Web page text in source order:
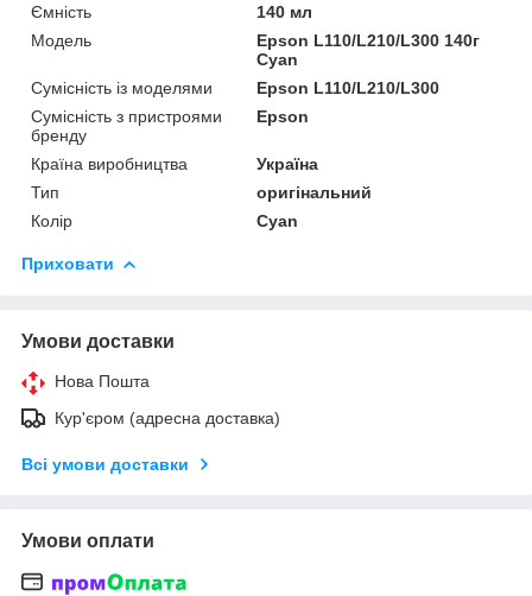
Ємність
140 мл
Мoдель
Epson L110/L210/L300 140г
Cyan
Сумісність із моделями
Epson L110/L210/L300
Сумісність з пристроями
бренду
Epson
Країна виробництва
Україна
Тип
оригінальний
Колір
Cyan
Приховати
Умови доставки
Нова Пошта
Кур'єром (адресна доставка)
Всі умови доставки
Умови оплати